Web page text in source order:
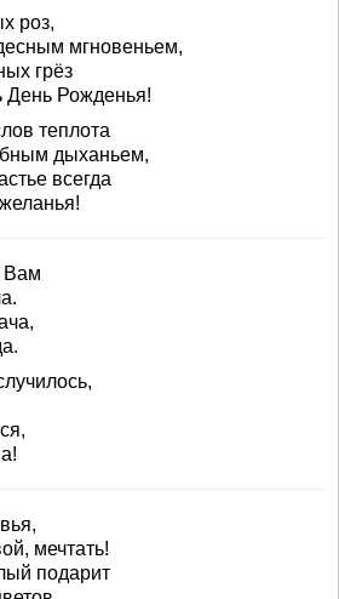
роз,
мгновеньем,
грёз
День Рожденья!
теплота
дыханьем,
всегда
Вам
мечтать!
подарит